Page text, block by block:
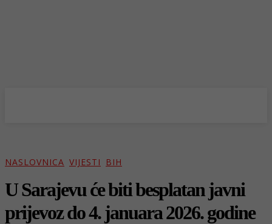
NASLOVNICA VIJESTI BIH
U Sarajevu će biti besplatan javni
prijevoz do 4. januara 2026. godine